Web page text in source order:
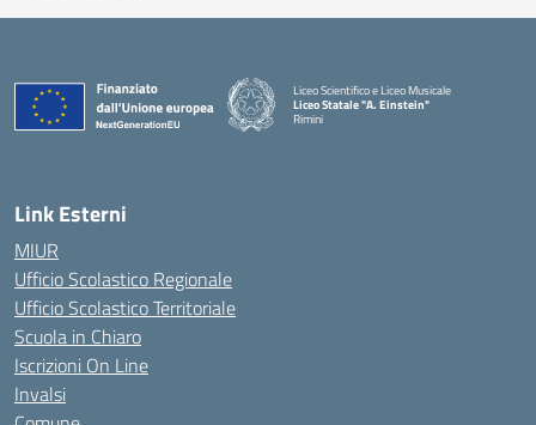
Liceo Scientifico e Liceo Musicale
Liceo Statale "A. Einstein"
Rimini
Link Esterni
MIUR
Ufficio Scolastico Regionale
Ufficio Scolastico Territoriale
Scuola in Chiaro
Iscrizioni On Line
Invalsi